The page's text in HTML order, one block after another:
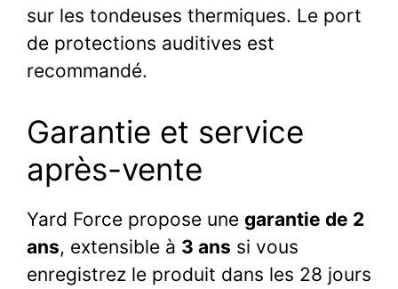
sur les tondeuses thermiques. Le port
de protections auditives est
recommandé.
Garantie et service
après-vente
Yard Force propose une garantie de 2
ans, extensible à 3 ans si vous
enregistrez le produit dans les 28 jours